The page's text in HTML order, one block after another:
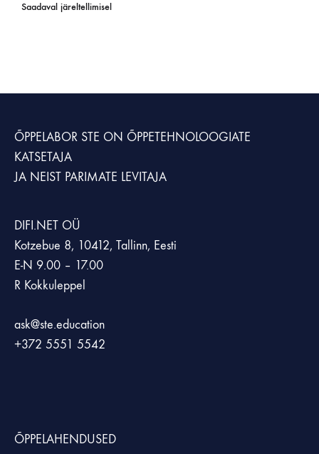
Saadaval järeltellimisel
ÕPPELABOR STE ON ÕPPETEHNOLOOGIATE
KATSETAJA
JA NEIST PARIMATE LEVITAJA
DIFI.NET OÜ
Kotzebue 8, 10412, Tallinn, Eesti
E-N 9.00 – 17.00
R Kokkuleppel
ask@ste.education
+372 5551 5542
ÕPPELAHENDUSED